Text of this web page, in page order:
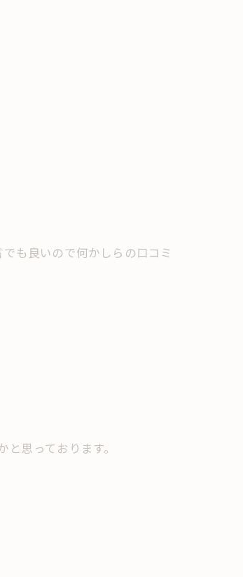
も良いので何かしらの口コミ
思っております。